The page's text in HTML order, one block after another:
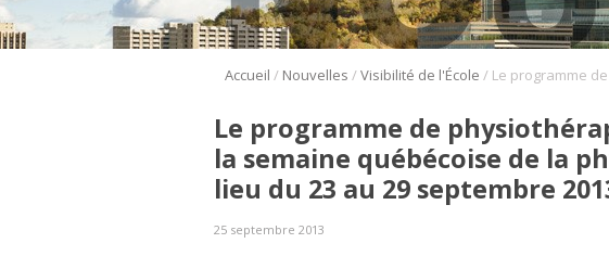
Accueil / Nouvelles /Visibilité de l'École /
Le programme de
la semaine québécoise de la
lieu du 23 au 29 septembre
25 septembre 2013